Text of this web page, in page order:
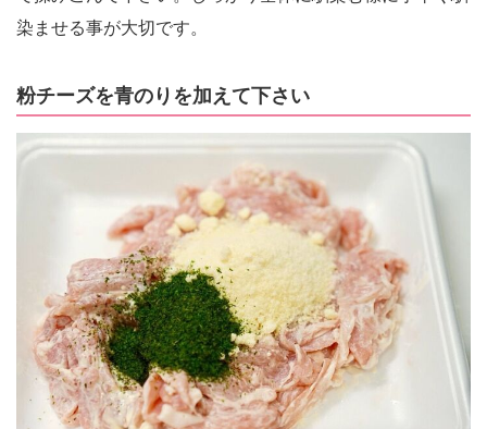
染ませる事が大切です。
粉チーズを青のりを加えて下さい